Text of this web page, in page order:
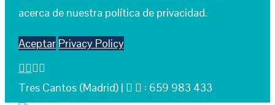
acerca de nuestra política de privacidad.
Aceptar Privacy Policy
Tres Cantos (Madrid) | : 659 983 433